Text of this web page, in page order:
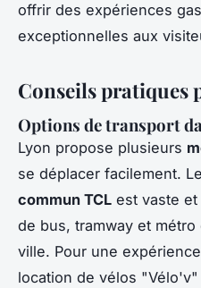
offrir des expériences
exceptionnelles aux
Conseils pratiques
Options de transport
Lyon propose plusieurs
se déplacer facilement. Le
commun TCL est vaste
de bus, tramway et
ville. Pour une
location de vélos